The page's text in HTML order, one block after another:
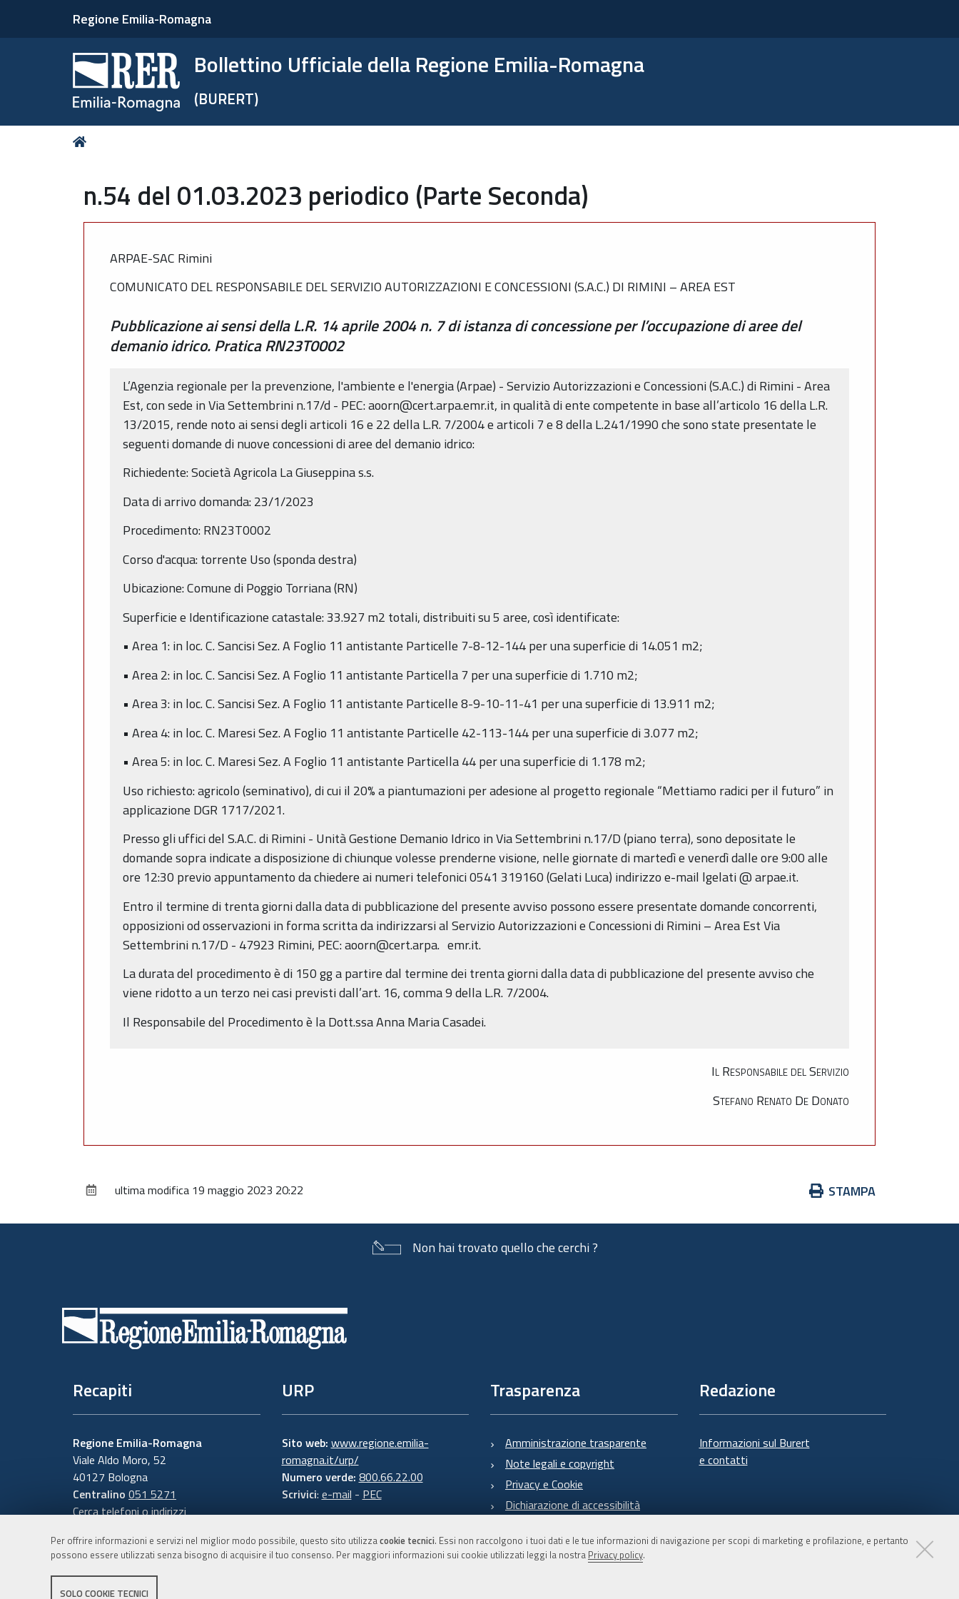
Per offrire informazioni e servizi nel miglior modo possibile, questo sito utilizzacookie tecnici. Essi non raccolgono i tuoi dati e le tue informazioni di navigazione per scopi di marketing e profilazione, e pertanto
possono essere utilizzati senza bisogno di acquisire il tuo consenso. Per maggiori informazioni sui cookie utilizzati leggi la nostra Privacy policy.
SOLO COOKIE TECNICI
Regione Emilia-Romagna
Bollettino Ufficiale della Regione Emilia-Romagna
(BURERT)
Tu
n.54 del 01.03.2023 periodico (Parte Seconda)
ARPAE-SAC Rimini
COMUNICATO DEL RESPONSABILE DEL SERVIZIO AUTORIZZAZIONI E CONCESSIONI (S.A.C.) DI RIMINI – AREA EST
Pubblicazione ai sensi della L.R. 14 aprile 2004 n. 7 di istanza di concessione per l’occupazione di aree del
demanio idrico. Pratica RN23T0002
L’Agenzia regionale per la prevenzione, l'ambiente e l'energia (Arpae) - Servizio Autorizzazioni e Concessioni (S.A.C.) di Rimini - Area
Est, con sede in Via Settembrini n.17/d - PEC: aoorn@cert.arpa.emr.it, in qualità di ente competente in base all’articolo 16 della L.R.
13/2015, rende noto ai sensi degli articoli 16 e 22 della L.R. 7/2004 e articoli 7 e 8 della L.241/1990 che sono state presentate le
seguenti domande di nuove concessioni di aree del demanio idrico:
Richiedente: Società Agricola La Giuseppina s.s.
Data di arrivo domanda: 23/1/2023
Procedimento: RN23T0002
Corso d'acqua: torrente Uso (sponda destra)
Ubicazione: Comune di Poggio Torriana (RN)
Superficie e Identificazione catastale: 33.927 m2 totali, distribuiti su 5 aree, così identificate:
• Area 1: in loc. C. Sancisi Sez. A Foglio 11 antistante Particelle 7-8-12-144 per una superficie di 14.051 m2;
• Area 2: in loc. C. Sancisi Sez. A Foglio 11 antistante Particella 7 per una superficie di 1.710 m2;
• Area 3: in loc. C. Sancisi Sez. A Foglio 11 antistante Particelle 8-9-10-11-41 per una superficie di 13.911 m2;
• Area 4: in loc. C. Maresi Sez. A Foglio 11 antistante Particelle 42-113-144 per una superficie di 3.077 m2;
• Area 5: in loc. C. Maresi Sez. A Foglio 11 antistante Particella 44 per una superficie di 1.178 m2;
Uso richiesto: agricolo (seminativo), di cui il 20% a piantumazioni per adesione al progetto regionale “Mettiamo radici per il futuro” in
applicazione DGR 1717/2021.
Presso gli uffici del S.A.C. di Rimini - Unità Gestione Demanio Idrico in Via Settembrini n.17/D (piano terra), sono depositate le
domande sopra indicate a disposizione di chiunque volesse prenderne visione, nelle giornate di martedì e venerdì dalle ore 9:00 alle
ore 12:30 previo appuntamento da chiedere ai numeri telefonici 0541 319160 (Gelati Luca) indirizzo e-mail lgelati @ arpae.it.
Entro il termine di trenta giorni dalla data di pubblicazione del presente avviso possono essere presentate domande concorrenti,
opposizioni od osservazioni in forma scritta da indirizzarsi al Servizio Autorizzazioni e Concessioni di Rimini – Area Est Via
Settembrini n.17/D - 47923 Rimini, PEC: aoorn@cert.arpa. emr.it.
La durata del procedimento è di 150 gg a partire dal termine dei trenta giorni dalla data di pubblicazione del presente avviso che
viene ridotto a un terzo nei casi previsti dall’art. 16, comma 9 della L.R. 7/2004.
Il Responsabile del Procedimento è la Dott.ssa Anna Maria Casadei.
Il Responsabile del Servizio
Stefano Renato De Donato
Azioni
documento
STAMPA
ultima modifica 19 maggio 2023 20:22
Non hai trovato quello che cerchi ?
Recapiti
Regione Emilia-Romagna
Viale Aldo Moro, 52
40127 Bologna
Centralino 051 5271
Cerca telefoni o indirizzi
URP
Sito web: www.regione.emilia-
romagna.it/urp/
Numero verde: 800.66.22.00
Scrivici: e-mail - PEC
Trasparenza
Amministrazione trasparente
Note legali e copyright
Privacy e Cookie
Dichiarazione di accessibilità
Redazione
Informazioni sul Burert
e contatti